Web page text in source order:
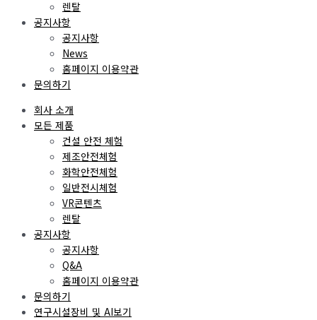
렌탈
공지사항
공지사항
News
홈페이지 이용약관
문의하기
회사 소개
모든 제품
건설 안전 체험
제조안전체험
화학안전체험
일반전시체험
VR콘텐츠
렌탈
공지사항
공지사항
Q&A
홈페이지 이용약관
문의하기
연구시설장비 및 AI보기